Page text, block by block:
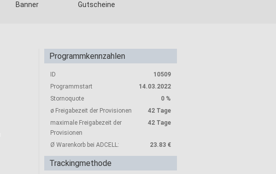
Banner Gutscheine
Programmkennzahlen
ID
10509
Programmstart
14.03.2022
Stornoquote
0 %
ø Freigabezeit der Provisionen
42 Tage
maximale Freigabezeit der
Provisionen
42 Tage
Ø Warenkorb bei ADCELL: 23.83 €
Trackingmethode